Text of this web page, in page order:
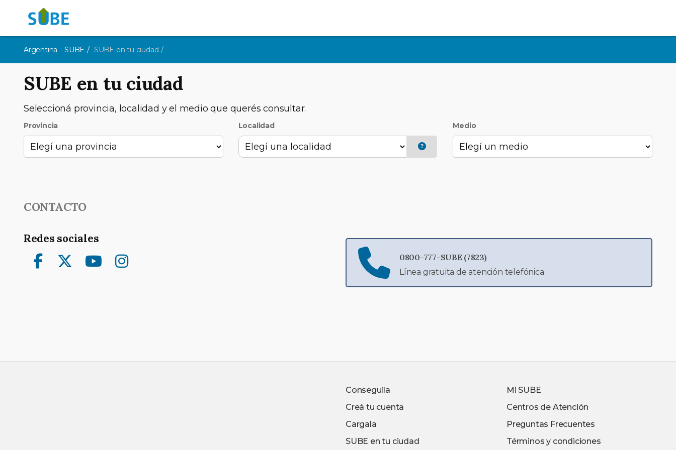
Argentina SUBE SUBE en tu ciudad
SUBE en tu ciudad
Seleccioná provincia, localidad y el medio que querés consultar.
Provincia Localidad Medio
CONTACTO
Redes sociales
Facebook
TwitterYouTubeInstagram 0800-777-SUBE (7823)
Línea gratuita de atención telefónica
Conseguila
Creá tu cuenta
Cargala
SUBE en tu ciudad
Mi SUBE
Centros de Atención
Preguntas Frecuentes
Términos y condiciones